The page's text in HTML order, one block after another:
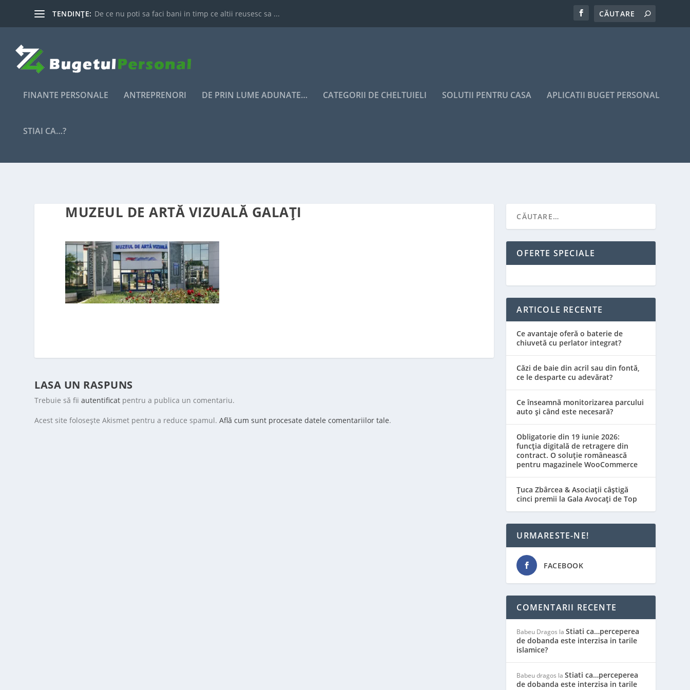
TENDINȚE: De ce nu poti sa faci bani in timp ce altii reusesc sa ...
FINANTE PERSONALE ANTREPRENORI DE PRIN LUME ADUNATE… CATEGORII DE CHELTUIELI SOLUTII PENTRU CASA APLICATII BUGET PERSONAL
STIAI CA…?
MUZEUL DE ARTĂ VIZUALĂ GALAȚI
LASA UN RASPUNS
Trebuie să fiiautentificat pentru a publica un comentariu.
Acest site folosește Akismet pentru a reduce spamul.Află cum sunt procesate datele comentariilor tale.
OFERTE SPECIALE
ARTICOLE RECENTE
Ce avantaje oferă o baterie de
chiuvetă cu perlator integrat?
Căzi de baie din acril sau din fontă,
ce le desparte cu adevărat?
Ce înseamnă monitorizarea parcului
auto și când este necesară?
Obligatorie din 19 iunie 2026:
funcția digitală de retragere din
contract. O soluție românească
pentru magazinele WooCommerce
Țuca Zbârcea & Asociații câștigă
cinci premii la Gala Avocați de Top
URMARESTE-NE!
FACEBOOK
COMENTARII RECENTE
Babeu Dragos laStiati ca…perceperea
de dobanda este interzisa in tarile
islamice?
Babeu dragos laStiati ca…perceperea
de dobanda este interzisa in tarile